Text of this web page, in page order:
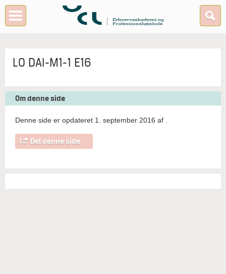
LO DAI-M1-1 E16
Om denne side
Denne side er opdateret 1. september 2016 af
Del denne side